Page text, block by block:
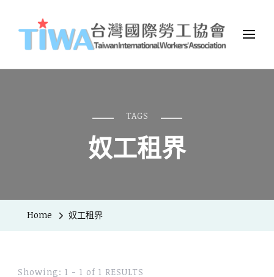
TIWA台灣國際勞工協會
台灣國際勞工協會（Taiwan International Workers
Association，簡稱TIWA），是全台第一個以國際移工為服務對象的
TAGS
奴工租界
Home 奴工租界
Showing: 1 - 1 of 1 RESULTS